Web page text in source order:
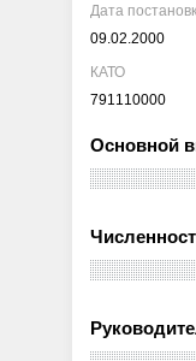
Дата
09.02.2000
КАТО
791110000
Основной